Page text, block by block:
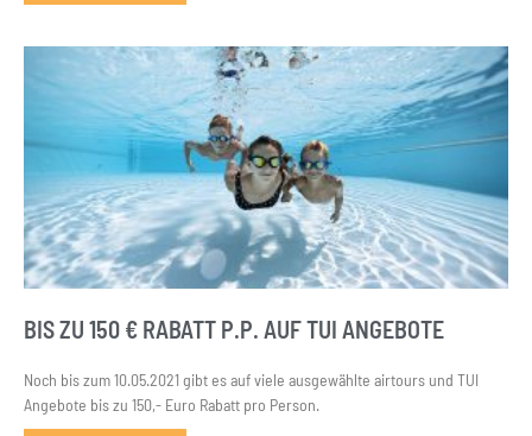
BIS ZU 150 € RABATT P.P. AUF TUI ANGEBOTE
Noch bis zum 10.05.2021 gibt es auf viele ausgewählte airtours und TUI
Angebote bis zu 150,- Euro Rabatt pro Person.